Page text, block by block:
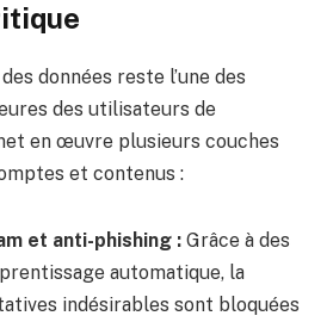
données reste l’une des
des utilisateurs de
en œuvre plusieurs couches
et contenus :
et anti-phishing : Grâce à des
automatique, la
indésirables sont bloquées